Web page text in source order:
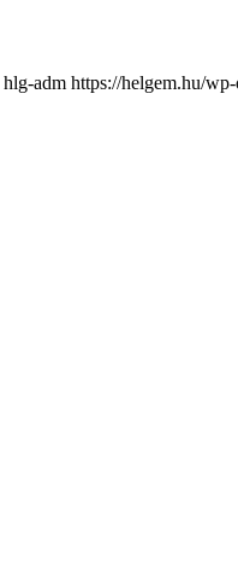
hlg-adm https://helgem.hu/